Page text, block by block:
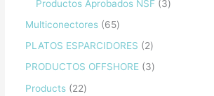
Productos Aprobados NSF
3
Multiconectores
65
PLATOS ESPARCIDORES
2
PRODUCTOS OFFSHORE
3
Products
22